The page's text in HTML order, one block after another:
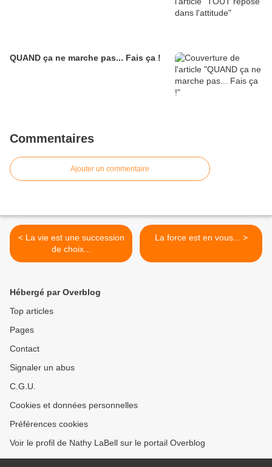
QUAND ça ne marche pas... Fais ça !
Commentaires
Ajouter un commentaire
< La vie est une succession
de choix...
La force est en vous... >
Hébergé par Overblog
Top articles
Pages
Contact
Signaler un abus
C.G.U.
Cookies et données personnelles
Préférences cookies
Voir le profil de Nathy LaBell sur le portail Overblog